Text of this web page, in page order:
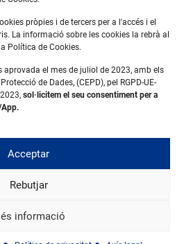
pròpies i de tercers per a l'accés i el
La informació sobre les cookies la rebrà al
Política de Cookies.
aprovada el mes de juliol de 2023, amb els
de Dades, (CEPD), pel RGPD-UE-
sol·licitem el seu consentiment per a
App.
Acceptar
Rebutjar
informació
(Barcelona)